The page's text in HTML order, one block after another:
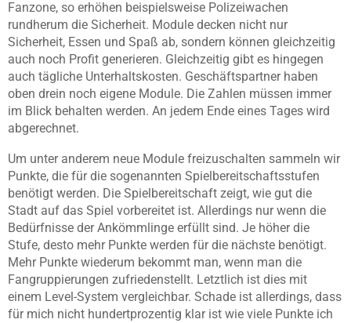
Fanzone, so erhöhen beispielsweise Polizeiwachen
rundherum die Sicherheit. Module decken nicht nur
Sicherheit, Essen und Spaß ab, sondern können gleichzeitig
auch noch Profit generieren. Gleichzeitig gibt es hingegen
auch tägliche Unterhaltskosten. Geschäftspartner haben
oben drein noch eigene Module. Die Zahlen müssen immer
im Blick behalten werden. An jedem Ende eines Tages wird
abgerechnet.
Um unter anderem neue Module freizuschalten sammeln wir
Punkte, die für die sogenannten Spielbereitschaftsstufen
benötigt werden. Die Spielbereitschaft zeigt, wie gut die
Stadt auf das Spiel vorbereitet ist. Allerdings nur wenn die
Bedürfnisse der Ankömmlinge erfüllt sind. Je höher die
Stufe, desto mehr Punkte werden für die nächste benötigt.
Mehr Punkte wiederum bekommt man, wenn man die
Fangruppierungen zufriedenstellt. Letztlich ist dies mit
einem Level-System vergleichbar. Schade ist allerdings, dass
für mich nicht hundertprozentig klar ist wie viele Punkte ich